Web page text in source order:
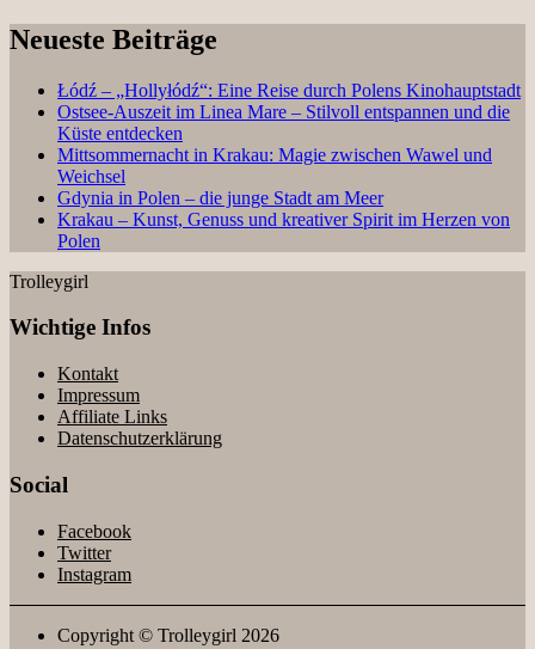
Neueste Beiträge
Łódź – „Hollyłódź“: Eine Reise durch Polens Kinohauptstadt
Ostsee-Auszeit im Linea Mare – Stilvoll entspannen und die
Küste entdecken
Mittsommernacht in Krakau: Magie zwischen Wawel und
Weichsel
Gdynia in Polen – die junge Stadt am Meer
Krakau – Kunst, Genuss und kreativer Spirit im Herzen von
Polen
Trolleygirl
Wichtige Infos
Kontakt
Impressum
Affiliate Links
Datenschutzerklärung
Social
Facebook
Twitter
Instagram
Copyright © Trolleygirl 2026